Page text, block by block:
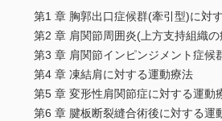
第1 章 胸郭出口症候群(牽引型)に対
第2 章 肩関節周囲炎(上方支持組織
第3 章 肩関節インピンジメント症候
第4 章 凍結肩に対する運動療法
第5 章 変形性肩関節症に対する運動
第6 章 腱板断裂縫合術後に対する運